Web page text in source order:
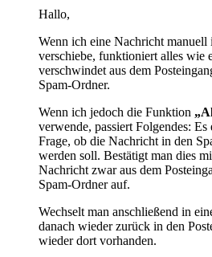
Hallo,
Wenn ich eine Nachricht manuell
verschiebe, funktioniert alles wie
verschwindet aus dem
Spam-Ordner.
Wenn ich jedoch die Funktion
verwende, passiert Folgendes: Es
Frage, ob die Nachricht in den
werden soll. Bestätigt man dies
Nachricht zwar aus dem
Spam-Ordner auf.
Wechselt man anschließend in
danach wieder zurück in den
wieder dort vorhanden.